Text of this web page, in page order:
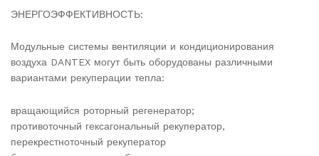
ЭНЕРГОЭФФЕКТИВНОСТЬ:
Модульные системы вентиляции и кондиционирования
воздуха DANTEX могут быть оборудованы различными
вариантами рекуперации тепла:
вращающийся роторный регенератор;
противоточный гексагональный рекуператор,
перекрестноточный рекуператор